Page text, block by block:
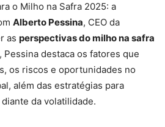
o Milho na Safra 2025: a
Alberto Pessina, CEO da
as perspectivas do milho na safra
Pessina destaca os fatores que
os riscos e oportunidades no
além das estratégias para
da volatilidade.